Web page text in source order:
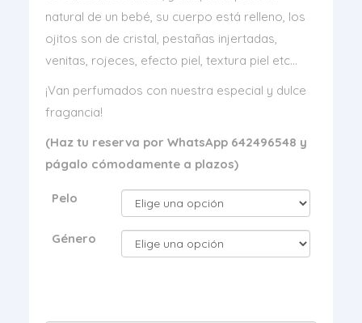
natural de un bebé, su cuerpo está relleno, los
ojitos son de cristal, pestañas injertadas,
venitas, rojeces, efecto piel, textura piel etc…
¡Van perfumados con nuestra especial y dulce
fragancia!
(Haz tu reserva por WhatsApp 642496548 y
págalo cómodamente a plazos)
Pelo
Género